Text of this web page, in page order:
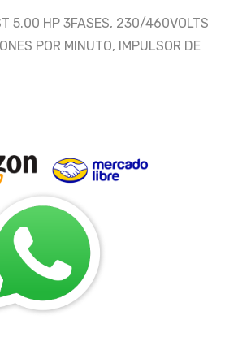
5.00 HP 3FASES, 230/460VOLTS
POR MINUTO, IMPULSOR DE